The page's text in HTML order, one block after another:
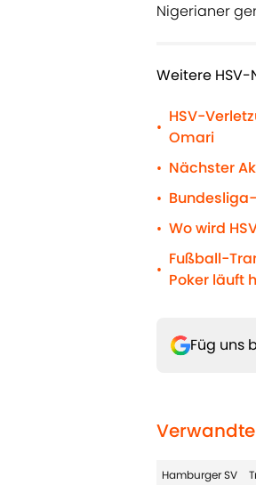
Nigerianer
Weitere HSV-
•
HSV-
Omari
• Nächster
•
• Wo wird
•
Fußball-
Poker läuft
Füg uns
Hamburger SV